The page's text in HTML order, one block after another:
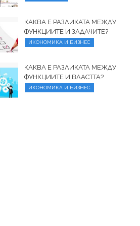
КАКВА Е РАЗЛИКАТА МЕЖДУ
ФУНКЦИИТЕ И ЗАДАЧИТЕ?
ИКОНОМИКА И БИЗНЕС
КАКВА Е РАЗЛИКАТА МЕЖДУ
ФУНКЦИИТЕ И ВЛАСТТА?
ИКОНОМИКА И БИЗНЕС